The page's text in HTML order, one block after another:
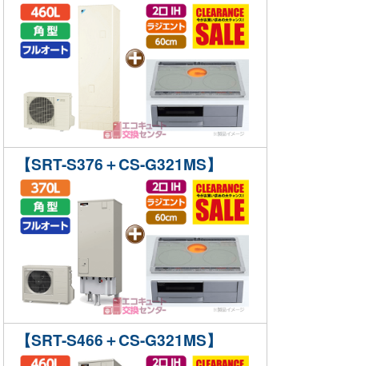
【SRT-S376＋CS-G321MS】
【SRT-S466＋CS-G321MS】